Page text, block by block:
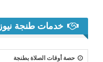
خدمات طنجة نيوز
حصة أوقات الصلاة بطنجة